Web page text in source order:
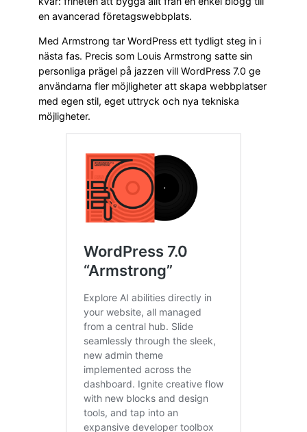
en avancerad företagswebbplats.
Med Armstrong tar WordPress ett tydligt steg in i
nästa fas. Precis som Louis Armstrong satte sin
personliga prägel på jazzen vill WordPress 7.0 ge
användarna fler möjligheter att skapa webbplatser
med egen stil, eget uttryck och nya tekniska
möjligheter.